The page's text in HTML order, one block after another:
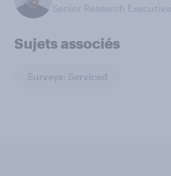
Senior Research Executive
Sujets associés
Surveys: Serviced